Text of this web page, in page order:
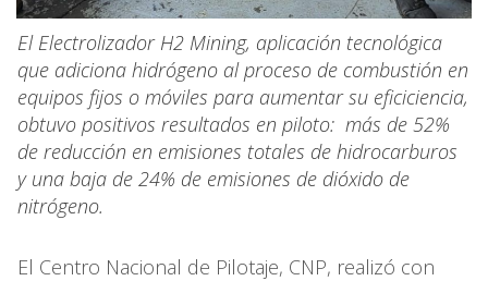
El Electrolizador H2 Mining, aplicación tecnológica
que adiciona hidrógeno al proceso de combustión en
equipos fijos o móviles para aumentar su eficiciencia,
obtuvo positivos resultados en piloto: más de 52%
de reducción en emisiones totales de hidrocarburos
y una baja de 24% de emisiones de dióxido de
nitrógeno.
El Centro Nacional de Pilotaje, CNP, realizó con